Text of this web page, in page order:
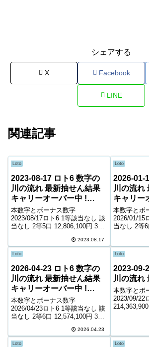
シェアする
X Facebook
LINE
関連記事
Loto
2023-08-17 ロト6 数字の
川の流れ 最新抽せん結果
キャリーオーバー中 !
213,428,141円
本数字とボーナス数字
2023/08/17ロト6 1等該当なし 該
当なし 2等5口 12,806,100円 3等
6,800円 5等175,118口 1,000円
キャリーオーバー 213,42...
2023.08.17
Loto
2026-01-
川の流れ
キャリー
本数字とボ
2026/01/15
当なし 2等
6,000円 5
キャリーオ
Loto
2026-04-23 ロト6 数字の
川の流れ 最新抽せん結果
キャリーオーバー中 !
493,922,051円
本数字とボーナス数字
2026/04/23ロト6 1等該当なし 該
当なし 2等6口 12,574,100円 3等
6,800円 5等190,942口 1,000円
キャリーオーバー 493,92...
2026.04.23
Loto
2023-09-
川の流れ
本数字とボ
2023/09/22
87,354口
...
Loto Loto